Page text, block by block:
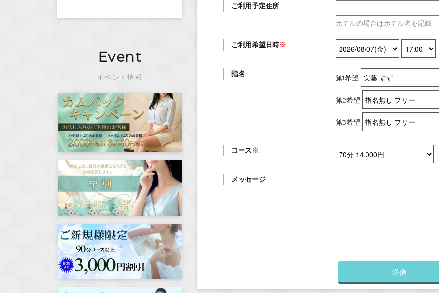
ご利用予定住所
ホテルの場合はホテル名を記載
ご利用希望日時※
指名 第1希望
第2希望
第3希望
コース※
メッセージ
Event
イベント情報